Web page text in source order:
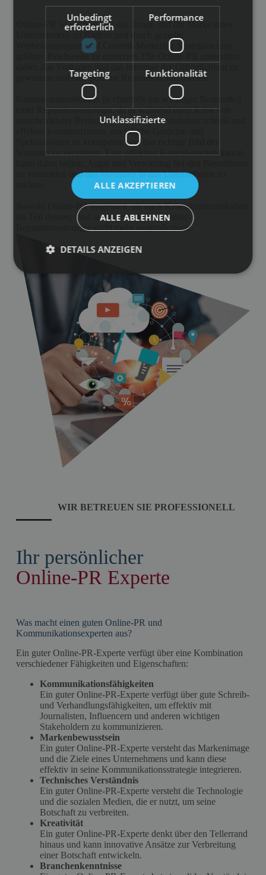
Online-PR ist wichtig, um das Image und die Marke eines
Werbekampagnen und Content-Marketing-Strategien eine
größere Reichweite zu erreichen. Die Online-PR unterstützt
gewinnen und eine positive Reputation aufzubauen.
Krisenkommunikation ist ebenfalls ein wichtiger Bestandteil
einer Reputationsstrategie, da es während einer Krise von
entscheidender Bedeutung ist, dass Unternehmen schnell und
effektiv kommunizieren, um falsche Gerüchte und
Spekulationen zu korrigieren und das richtige Bild der
Situation zu vermitteln. Eine effektive Krisenkommunikation
zu vermeiden und das Vertrauen in das Unternehmen zu
Sowohl Online-PR insgesamt, als auch Krisenkommunikation
als Teil dessen, sind in einer modernen Online-
Reputationsstrategie nicht mehr wegzudenken.
WIR BETREUEN SIE PROFESSIONELL
Ihr persönlicher
Online-PR Experte
Was macht einen guten Online-PR und
Kommunikationsexperten aus?
Ein guter Online-PR-Experte verfügt über eine Kombination
verschiedener Fähigkeiten und Eigenschaften:
Kommunikationsfähigkeiten
Ein guter Online-PR-Experte verfügt über gute Schreib-
und Verhandlungsfähigkeiten, um effektiv mit
Journalisten, Influencern und anderen wichtigen
Stakeholdern zu kommunizieren.
Markenbewusstsein
Ein guter Online-PR-Experte versteht das Markenimage
und die Ziele eines Unternehmens und kann diese
effektiv in seine Kommunikationsstrategie integrieren.
Technisches Verständnis
Ein guter Online-PR-Experte versteht die Technologie
und die sozialen Medien, die er nutzt, um seine
Botschaft zu verbreiten.
Kreativität
Ein guter Online-PR-Experte denkt über den Tellerrand
hinaus und kann innovative Ansätze zur Verbreitung
einer Botschaft entwickeln.
Branchenkenntnisse
Unbedingt
erforderlich
Performance
Targeting Funktionalität
Unklassifizierte
ALLE AKZEPTIEREN
ALLE ABLEHNEN
DETAILS ANZEIGEN